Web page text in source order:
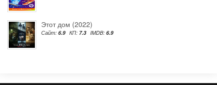
Этот дом (2022)
Сайт: 6.9 КП: 7.3 IMDB: 6.9